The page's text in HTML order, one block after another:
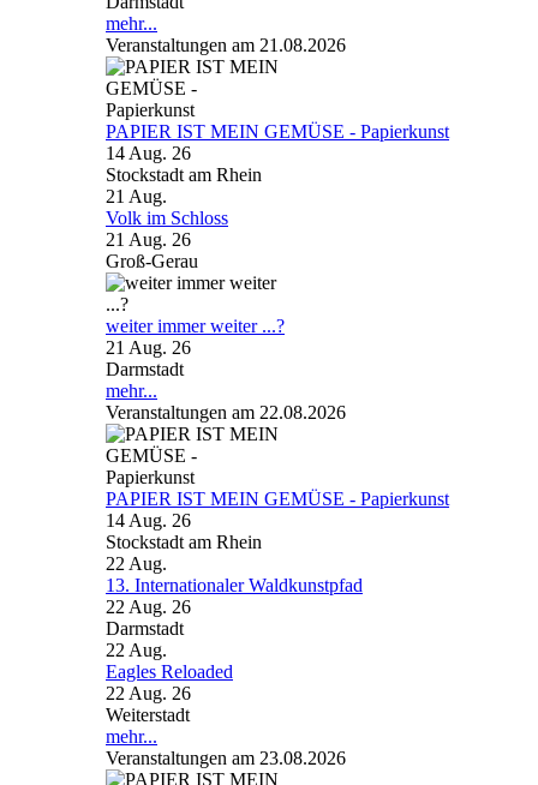
mehr...
Veranstaltungen am 21.08.2026
PAPIER IST MEIN GEMÜSE - Papierkunst
14 Aug. 26
Stockstadt am Rhein
21 Aug.
Volk im Schloss
21 Aug. 26
Groß-Gerau
weiter immer weiter ...?
21 Aug. 26
Darmstadt
mehr...
Veranstaltungen am 22.08.2026
PAPIER IST MEIN GEMÜSE - Papierkunst
14 Aug. 26
Stockstadt am Rhein
22 Aug.
13. Internationaler Waldkunstpfad
22 Aug. 26
Darmstadt
22 Aug.
Eagles Reloaded
22 Aug. 26
Weiterstadt
mehr...
Veranstaltungen am 23.08.2026